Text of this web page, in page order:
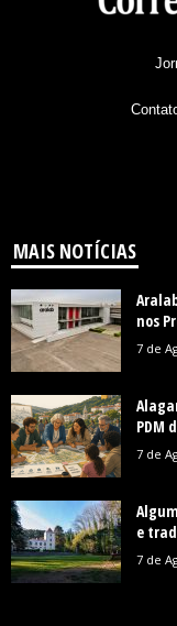
MAIS NOTÍCIAS
nos
7 de
PDM
7 de
e
7 de